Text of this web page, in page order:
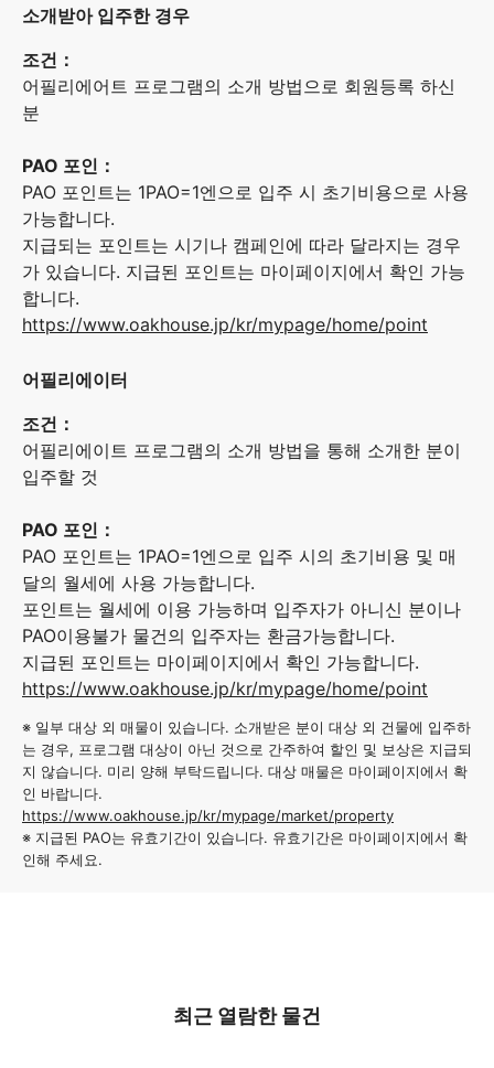
소개받아 입주한 경우
조건：
어필리에어트 프로그램의 소개 방법으로 회원등록 하신
분
PAO 포인：
PAO 포인트는 1PAO=1엔으로 입주 시 초기비용으로 사용
가능합니다.
지급되는 포인트는 시기나 캠페인에 따라 달라지는 경우
가 있습니다. 지급된 포인트는 마이페이지에서 확인 가능
합니다.
https://www.oakhouse.jp/kr/mypage/home/point
어필리에이터
조건：
어필리에이트 프로그램의 소개 방법을 통해 소개한 분이
입주할 것
PAO 포인：
PAO 포인트는 1PAO=1엔으로 입주 시의 초기비용 및 매
달의 월세에 사용 가능합니다.
포인트는 월세에 이용 가능하며 입주자가 아니신 분이나
PAO이용불가 물건의 입주자는 환금가능합니다.
지급된 포인트는 마이페이지에서 확인 가능합니다.
https://www.oakhouse.jp/kr/mypage/home/point
※ 일부 대상 외 매물이 있습니다. 소개받은 분이 대상 외 건물에 입주하
는 경우, 프로그램 대상이 아닌 것으로 간주하여 할인 및 보상은 지급되
지 않습니다. 미리 양해 부탁드립니다. 대상 매물은 마이페이지에서 확
인 바랍니다.
https://www.oakhouse.jp/kr/mypage/market/property
※ 지급된 PAO는 유효기간이 있습니다. 유효기간은 마이페이지에서 확
인해 주세요.
최근 열람한 물건